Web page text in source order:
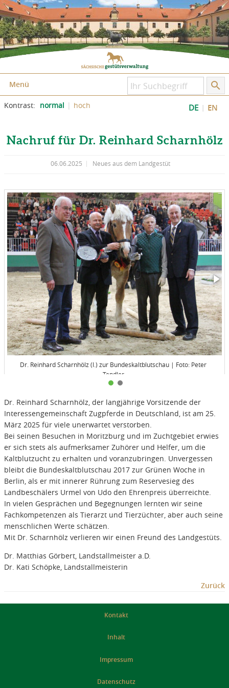
Zum Inhalt springen
Zum Seitenfuß springen
Menü
Kontrast: normal hoch EN
DE
Nachruf für Dr. Reinhard Scharnhölz
06.06.2025 Neues aus dem Landgestüt
Dr. Reinhard Scharnhölz (l.) zur Bundeskaltblutschau | Foto: Peter
Tendler
Dr. Reinhard Scharnhölz, der langjährige Vorsitzende der
Interessengemeinschaft Zugpferde in Deutschland, ist am 25.
März 2025 für viele unerwartet verstorben.
Bei seinen Besuchen in Moritzburg und im Zuchtgebiet erwies
er sich stets als aufmerksamer Zuhörer und Helfer, um die
Kaltblutzucht zu erhalten und voranzubringen. Unvergessen
bleibt die Bundeskaltblutschau 2017 zur Grünen Woche in
Berlin, als er mit innerer Rührung zum Reservesieg des
Landbeschälers Urmel von Udo den Ehrenpreis überreichte.
In vielen Gesprächen und Begegnungen lernten wir seine
Fachkompetenzen als Tierarzt und Tierzüchter, aber auch seine
menschlichen Werte schätzen.
Mit Dr. Scharnhölz verlieren wir einen Freund des Landgestüts.
Dr. Matthias Görbert, Landstallmeister a.D.
Dr. Kati Schöpke, Landstallmeisterin
Zurück
Kontakt
Inhalt
Impressum
Datenschutz